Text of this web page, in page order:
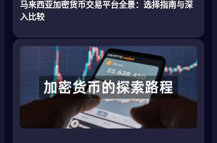
马来西亚加密货币交易平台全景：选择指南与深
入比较